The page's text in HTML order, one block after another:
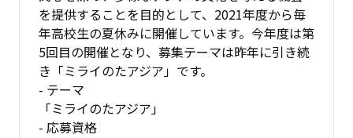
を提供することを目的として、2021年度から毎
年高校生の夏休みに開催しています。今年度は第
5回目の開催となり、募集テーマは昨年に引き続
き「ミライのたアジア」です。
- テーマ
「ミライのたアジア」
- 応募資格